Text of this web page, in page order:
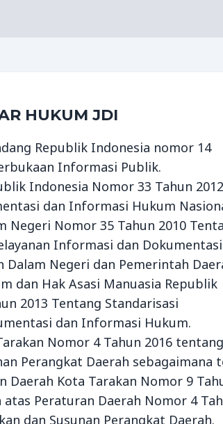
HUKUM JDI
Republik Indonesia nomor 14
Informasi Publik.
Indonesia Nomor 33 Tahun 2012
dan Informasi Hukum
Negeri Nomor 35 Tahun 2010
Informasi dan
Dalam Negeri dan Pemerintah
dan Hak Asasi Manuasia Republik
2013 Tentang Standarisasi
dan Informasi Hukum.
Nomor 4 Tahun 2016 tentang
Perangkat Daerah sebagaimana
Daerah Kota Tarakan Nomor 9
Peraturan Daerah Nomor 4
dan Susunan Perangkat Daerah.